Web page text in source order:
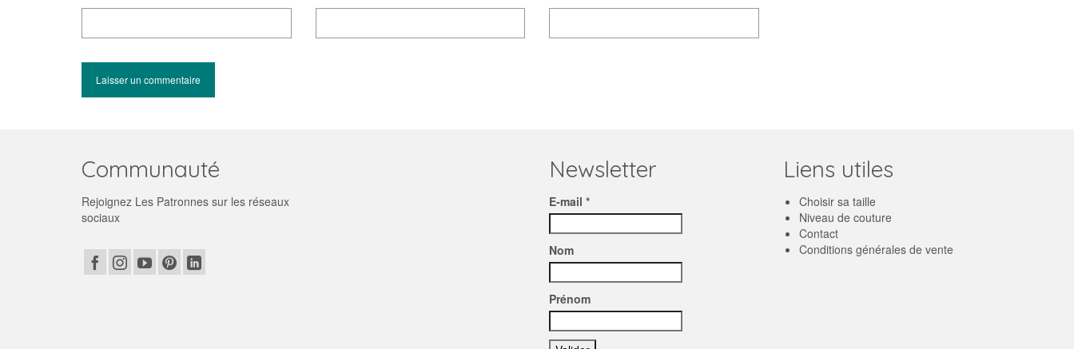
Communauté
Rejoignez Les Patronnes sur les réseaux
sociaux
Newsletter
E-mail *
Nom
Prénom
Liens utiles
Choisir sa taille
Niveau de couture
Contact
Conditions générales de vente